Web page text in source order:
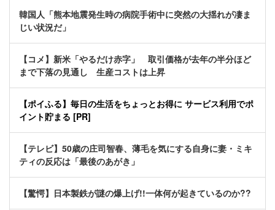
韓国人「熊本地震発生時の病院手術中に突然の大揺れが凄ま
じい状況だ」
【コメ】新米「やるだけ赤字」 取引価格が去年の半分ほど
まで下落の見通し 生産コストは上昇
【ポイふる】毎日の生活をちょっとお得に サービス利用でポ
イント貯まる [PR]
【テレビ】50歳の庄司智春、薄毛を気にする自身に妻・ミキ
ティの反応は「最後のあがき」
【驚愕】日本製鉄が謎の爆上げ!!一体何が起きているのか??